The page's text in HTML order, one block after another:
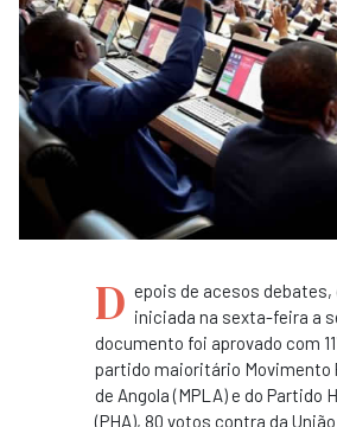
D epois de acesos debates,
iniciada na sexta-feira a
documento foi aprovado com
partido maioritário Movimento
de Angola (MPLA) e do Partido
(PHA), 80 votos contra da